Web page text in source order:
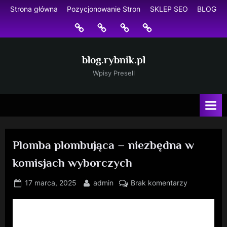
Skip
content
Strona główna Pozycjonowanie Stron SKLEP SEO BLOG
Strona
główna
Pozycjonowanie
Stron
SKLEP
SEO
BLOG
blog.rybnik.pl
Wpisy Presell
Plomba plombująca – niezbędna w
komisjach wyborczych
Posted
17 marca, 2025 By
admin Brak komentarzydo